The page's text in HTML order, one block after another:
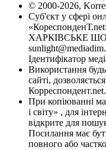
© 2000-2026,
Суб'єкт у сфері
ХАРКІВСЬКЕ
Ідентифікатор
Використання
сайті,
Корреспондент.net.
При копіюванні
і світу» , для
відкрите для
Посилання має
повного або